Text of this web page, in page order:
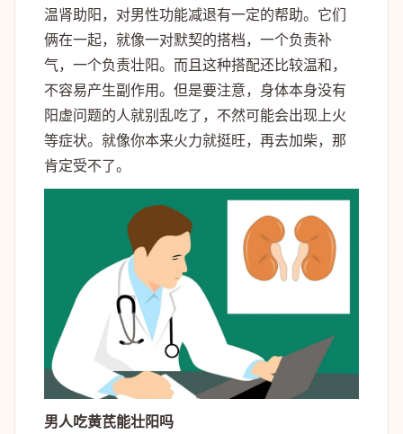
温肾助阳，对男性功能减退有一定的帮助。它们
俩在一起，就像一对默契的搭档，一个负责补
气，一个负责壮阳。而且这种搭配还比较温和，
不容易产生副作用。但是要注意，身体本身没有
阳虚问题的人就别乱吃了，不然可能会出现上火
等症状。就像你本来火力就挺旺，再去加柴，那
肯定受不了。
男人吃黄芪能壮阳吗